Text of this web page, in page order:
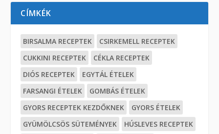
CÍMKÉK
BIRSALMA RECEPTEK
CSIRKEMELL RECEPTEK
CUKKINI RECEPTEK
CÉKLA RECEPTEK
DIÓS RECEPTEK
EGYTÁL ÉTELEK
FARSANGI ÉTELEK
GOMBÁS ÉTELEK
GYORS RECEPTEK KEZDŐKNEK
GYORS ÉTELEK
GYÜMÖLCSÖS SÜTEMÉNYEK
HÚSLEVES RECEPTEK